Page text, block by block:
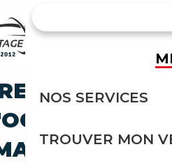
UNE
EN
?
NOS SERVICES
TROUVER MON